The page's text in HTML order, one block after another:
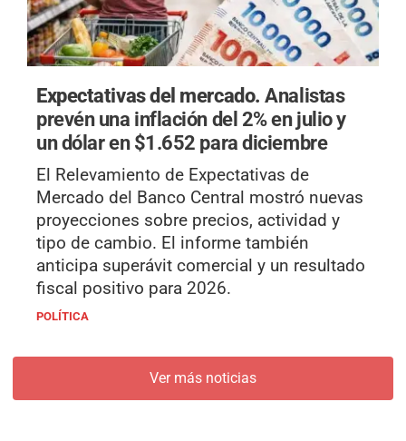
Expectativas del mercado.Analistas
prevén una inflación del 2% en julio y
un dólar en $1.652 para diciembre
El Relevamiento de Expectativas de
Mercado del Banco Central mostró nuevas
proyecciones sobre precios, actividad y
tipo de cambio. El informe también
anticipa superávit comercial y un resultado
fiscal positivo para 2026.
POLÍTICA
Ver más noticias